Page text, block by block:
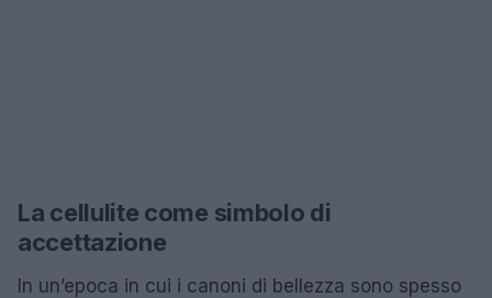
La cellulite come simbolo di
accettazione
In un’epoca in cui i canoni di bellezza sono spesso